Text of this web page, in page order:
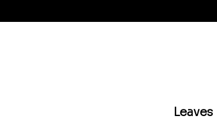
Leaves